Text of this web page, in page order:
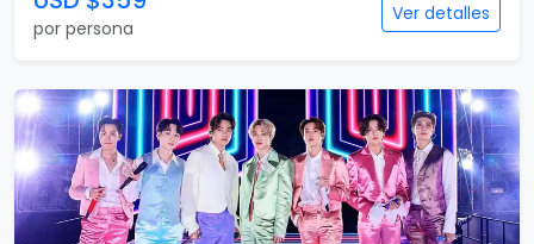
por persona
Ver detalles